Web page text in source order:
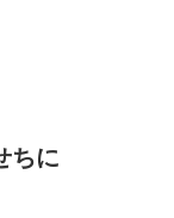
ちに